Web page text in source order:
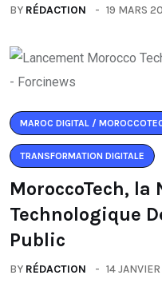
BY RÉDACTION 19 MARS
MAROC DIGITAL /
TRANSFORMATION DIGITALE
MoroccoTech, la
Technologique
Public
BY RÉDACTION 14